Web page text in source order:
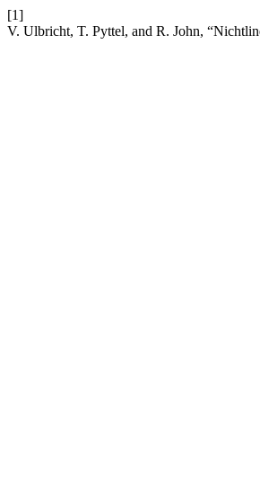
[1]
V. Ulbricht, T. Pyttel, and R. John,